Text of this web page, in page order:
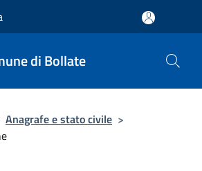
di Bollate
Anagrafe e stato civile >